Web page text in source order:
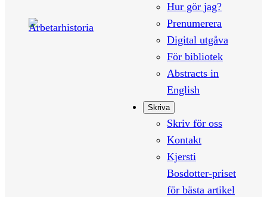
Hur gör jag?
Prenumerera
Digital utgåva
För bibliotek
Abstracts in
English
Skriva
Skriv för oss
Kontakt
Kjersti
Bosdotter-priset
för bästa artikel